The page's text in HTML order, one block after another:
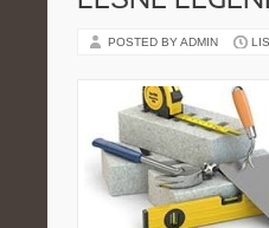
POSTED BY ADMIN